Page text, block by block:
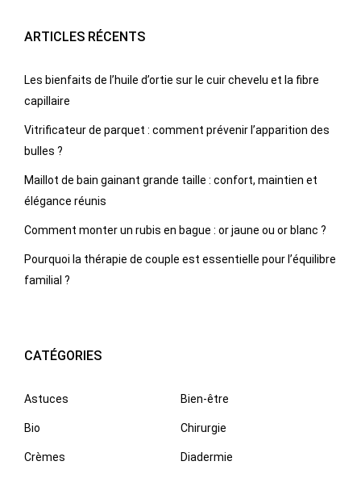
ARTICLES RÉCENTS
Les bienfaits de l’huile d’ortie sur le cuir chevelu et la fibre
capillaire
Vitrificateur de parquet : comment prévenir l’apparition des
bulles ?
Maillot de bain gainant grande taille : confort, maintien et
élégance réunis
Comment monter un rubis en bague : or jaune ou or blanc ?
Pourquoi la thérapie de couple est essentielle pour l’équilibre
familial ?
CATÉGORIES
Astuces Bien-être
Bio Chirurgie
Crèmes Diadermie